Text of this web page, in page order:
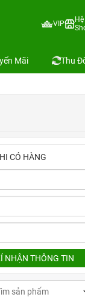
VIP
Mãi Thu
CÓ HÀNG
NHẬN THÔNG TIN